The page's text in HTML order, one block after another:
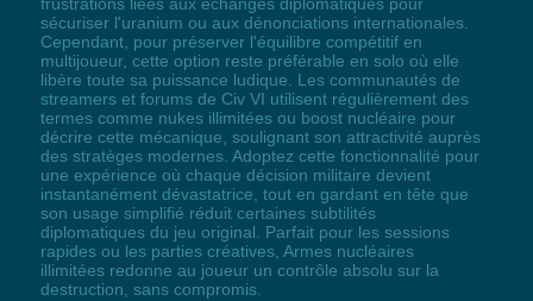
sécuriser l'uranium ou aux dénonciations internationales.
Cependant, pour préserver l'équilibre compétitif en
multijoueur, cette option reste préférable en solo où elle
libère toute sa puissance ludique. Les communautés de
streamers et forums de Civ VI utilisent régulièrement des
termes comme nukes illimitées ou boost nucléaire pour
décrire cette mécanique, soulignant son attractivité auprès
des stratèges modernes. Adoptez cette fonctionnalité pour
une expérience où chaque décision militaire devient
instantanément dévastatrice, tout en gardant en tête que
son usage simplifié réduit certaines subtilités
diplomatiques du jeu original. Parfait pour les sessions
rapides ou les parties créatives, Armes nucléaires
illimitées redonne au joueur un contrôle absolu sur la
destruction, sans compromis.